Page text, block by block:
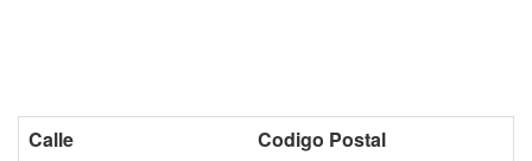
Calle Codigo Postal